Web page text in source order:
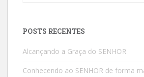
POSTS RECENTES
Alcançando a Graça do SENHOR
Conhecendo ao SENHOR de forma